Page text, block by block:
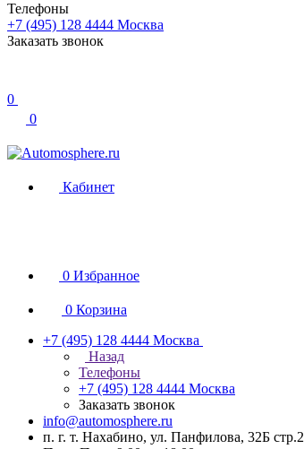
Телефоны
+7 (495) 128 4444 Москва
Заказать звонок
0
0
Кабинет
0 Избранное
0 Корзина
+7 (495) 128 4444 Москва
Назад
Телефоны
+7 (495) 128 4444 Москва
Заказать звонок
info@automosphere.ru
п. г. т. Нахабино, ул. Панфилова, 32Б стр.2